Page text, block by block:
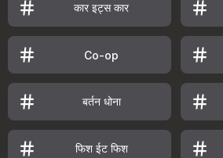
कार इट्स कार
Co-op
बर्तन धोना
फिश ईट फिश